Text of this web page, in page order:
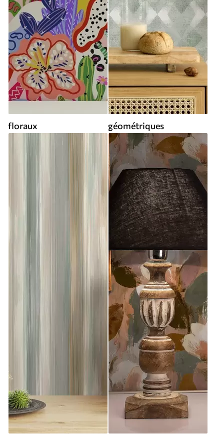
floraux géométriques